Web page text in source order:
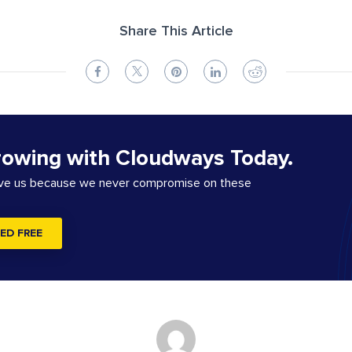
Share This Article
with Cloudways Today.
us because we never compromise on these
FREE